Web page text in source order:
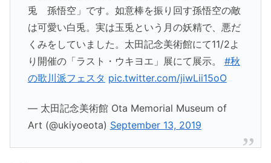
兎 孫悟空」です。如意棒を振り回す孫悟空の敵
は可愛い白兎。実は玉兎という月の妖精で、悪だ
くみをしていました。太田記念美術館にて11/2よ
り開催の「ラスト・ウキヨエ」展にて展示。 #秋
の歌川派フェスタ pic.twitter.com/jiwLii15oO
— 太田記念美術館 Ota Memorial Museum of
Art (@ukiyoeota) September 13, 2019